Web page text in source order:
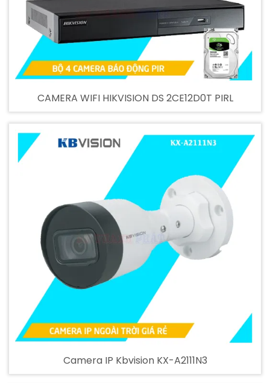
CAMERA WIFI HIKVISION DS 2CE12D0T PIRL
Camera IP Kbvision KX-A2111N3